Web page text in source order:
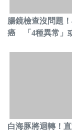
腸鏡檢查沒問題
癌 「4種異常」
白海豚將迴轉！